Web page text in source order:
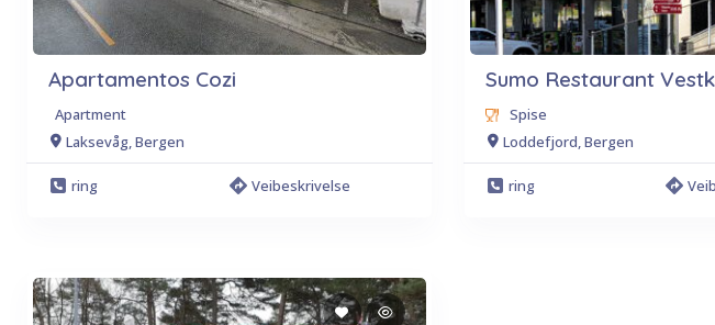
Apartamentos Cozi
Apartment
Laksevåg, Bergen
ring Veibeskrivelse
Sumo Restaurant
Spise
Loddefjord, Bergen
ring